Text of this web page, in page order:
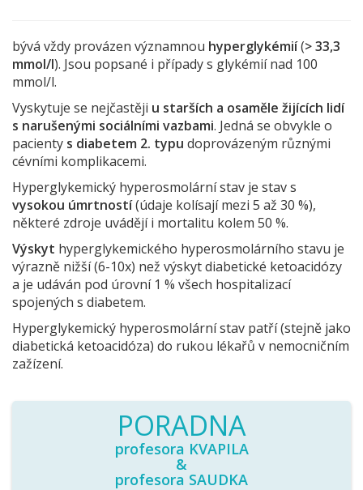
bývá vždy provázen významnou hyperglykémií(> 33,3
mmol/l). Jsou popsané i případy s glykémií nad 100
mmol/l.
Vyskytuje se nejčastěji u starších a osaměle žijících lidí
s narušenými sociálními vazbami. Jedná se obvykle o
pacienty s diabetem 2. typu doprovázeným různými
cévními komplikacemi.
Hyperglykemický hyperosmolární stav je stav s
vysokou úmrtností(údaje kolísají mezi 5 až 30 %),
některé zdroje uvádějí i mortalitu kolem 50 %.
Výskyt hyperglykemického hyperosmolárního stavu je
výrazně nižší (6-10x) než výskyt diabetické ketoacidózy
a je udáván pod úrovní 1 % všech hospitalizací
spojených s diabetem.
Hyperglykemický hyperosmolární stav patří (stejně jako
diabetická ketoacidóza) do rukou lékařů v nemocničním
zažízení.
PORADNA
profesora KVAPILA
&
profesora SAUDKA